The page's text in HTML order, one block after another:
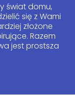
świat domu,
się z Wami
złożone
Razem
jest prostsza